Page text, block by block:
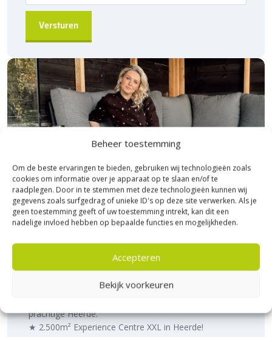
Beheer toestemming
Om de beste ervaringen te bieden, gebruiken wij technologieën zoals
cookies om informatie over je apparaat op te slaan en/of te
raadplegen. Door in te stemmen met deze technologieën kunnen wij
gegevens zoals surfgedrag of unieke ID's op deze site verwerken. Als je
geen toestemming geeft of uw toestemming intrekt, kan dit een
nadelige invloed hebben op bepaalde functies en mogelijkheden.
Accepteren
Bekijk voorkeuren
Bezoek Experience Centre XXL
Heerde!
prachtige Heerde.
★ 2.500m² Experience Centre XXL in Heerde!